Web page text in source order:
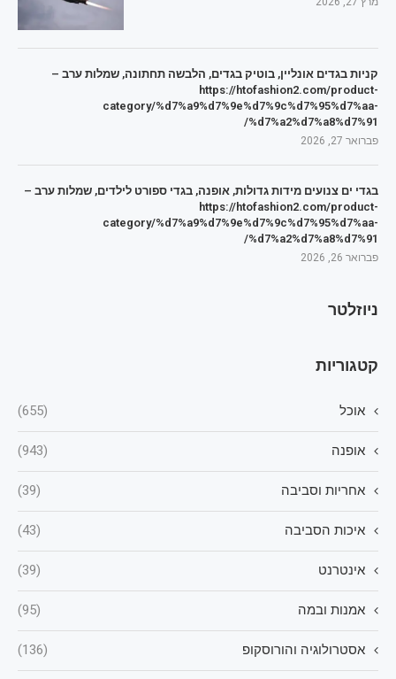
קניות בגדים אונליין, בוטיק בגדים, הלבשה תחתונה, שמלות ערב –
https://htofashion2.com/product-
category/%d7%a9%d7%9e%d7%9c%d7%95%d7%aa-
%d7%a2%d7%a8%d7%91/
פברואר 27, 2026
בגדי ים צנועים מידות גדולות, אופנה, בגדי ספורט לילדים, שמלות ערב –
https://htofashion2.com/product-
category/%d7%a9%d7%9e%d7%9c%d7%95%d7%aa-
%d7%a2%d7%a8%d7%91/
פברואר 26, 2026
ניוזלטר
קטגוריות
אוכל (655)
אופנה (943)
אחריות וסביבה (39)
איכות הסביבה (43)
אינטרנט (39)
אמנות ובמה (95)
אסטרולוגיה והורוסקופ (136)